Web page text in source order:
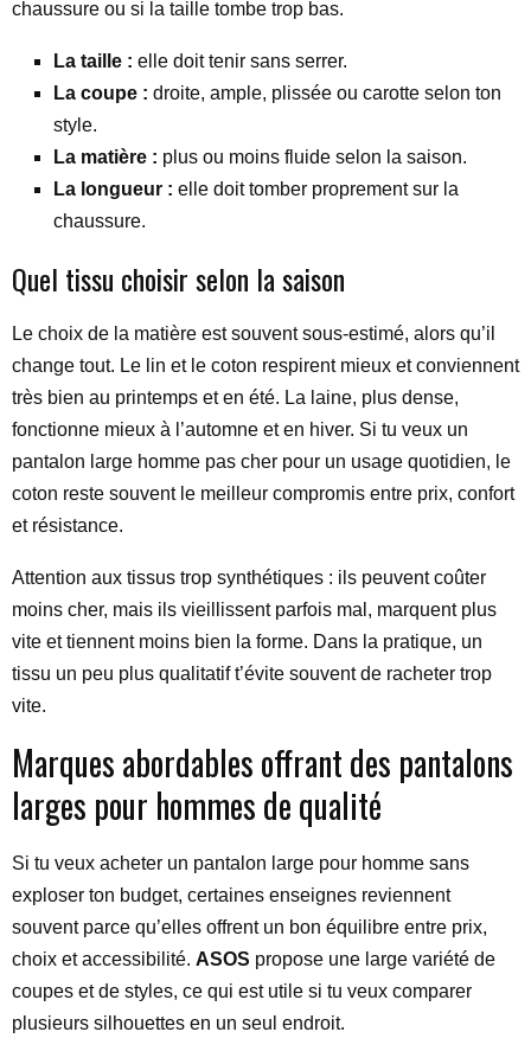
chaussure ou si la taille tombe trop bas.
La taille : elle doit tenir sans serrer.
La coupe : droite, ample, plissée ou carotte selon ton
style.
La matière : plus ou moins fluide selon la saison.
La longueur : elle doit tomber proprement sur la
chaussure.
Quel tissu choisir selon la saison
Le choix de la matière est souvent sous-estimé, alors qu’il
change tout. Le lin et le coton respirent mieux et conviennent
très bien au printemps et en été. La laine, plus dense,
fonctionne mieux à l’automne et en hiver. Si tu veux un
pantalon large homme pas cher pour un usage quotidien, le
coton reste souvent le meilleur compromis entre prix, confort
et résistance.
Attention aux tissus trop synthétiques : ils peuvent coûter
moins cher, mais ils vieillissent parfois mal, marquent plus
vite et tiennent moins bien la forme. Dans la pratique, un
tissu un peu plus qualitatif t’évite souvent de racheter trop
vite.
Marques abordables offrant des pantalons
larges pour hommes de qualité
Si tu veux acheter un pantalon large pour homme sans
exploser ton budget, certaines enseignes reviennent
souvent parce qu’elles offrent un bon équilibre entre prix,
choix et accessibilité. ASOS propose une large variété de
coupes et de styles, ce qui est utile si tu veux comparer
plusieurs silhouettes en un seul endroit.